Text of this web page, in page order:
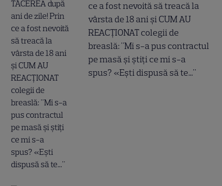
ce a fost nevoită să treacă la
vârsta de 18 ani și CUM AU
REACȚIONAT colegii de
breaslă: "Mi s-a pus contractul
pe masă și știți ce mi s-a
spus? «Ești dispusă să te..."